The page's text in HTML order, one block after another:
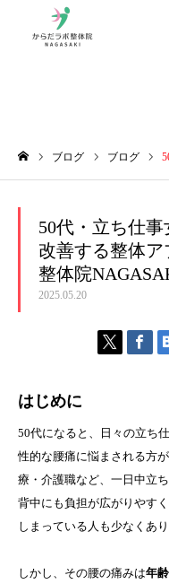
ブログ ブログ 50
50代・立ち仕
改善する整体
整体院
2025.05.20
はじめに
50代になると、日々の立ち
性的な腰痛に悩まされる方
療・介護職など、一日中立
背中にも負担が広がりやす
しまっている人も少なくあり
しかし、その腰の痛みは年